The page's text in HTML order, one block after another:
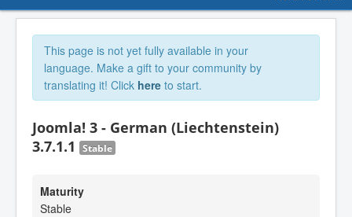
This page is not yet fully available in your
language. Make a gift to your community by
translating it! Click here to start.
Joomla! 3 - German (Liechtenstein)
3.7.1.1
Stable
Maturity
Stable